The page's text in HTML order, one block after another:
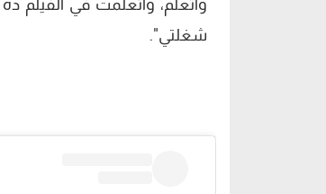
وأتعلّم، واتعلّمت في الفيلم
شغلتي".